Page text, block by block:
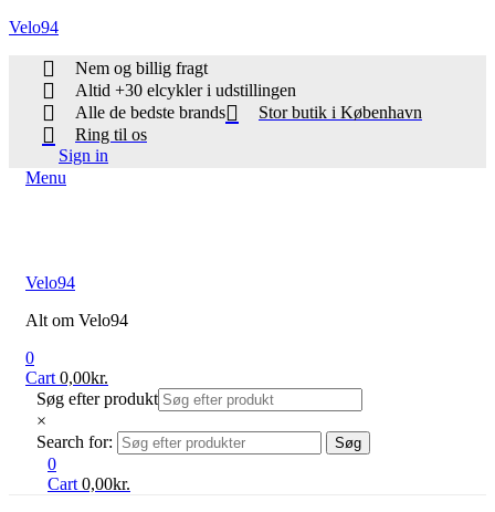
Velo94
Nem og billig fragt
Altid +30 elcykler i udstillingen
Alle de bedste brands
Stor butik i København
Ring til os
Sign in
Menu
Velo94
Alt om Velo94
0
Cart 0,00kr.
Søg efter produkt
×
Search for:
Søg
0
Cart 0,00kr.